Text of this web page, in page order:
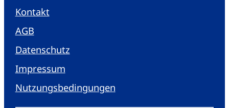
Kontakt
AGB
Datenschutz
Impressum
Nutzungsbedingungen